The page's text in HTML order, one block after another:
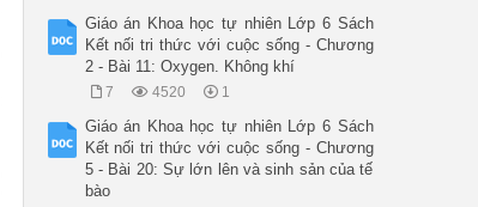
Giáo án Khoa học tự nhiên Lớp 6 Sách
Kết nối tri thức với cuộc sống - Chương
2 - Bài 11: Oxygen. Không khí
7 4520 1
Giáo án Khoa học tự nhiên Lớp 6 Sách
Kết nối tri thức với cuộc sống - Chương
5 - Bài 20: Sự lớn lên và sinh sản của tế
bào